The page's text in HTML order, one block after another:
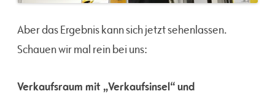
Aber das Ergebnis kann sich jetzt sehenlassen.
Schauen wir mal rein bei uns:
Verkaufsraum mit „Verkaufsinsel“ und